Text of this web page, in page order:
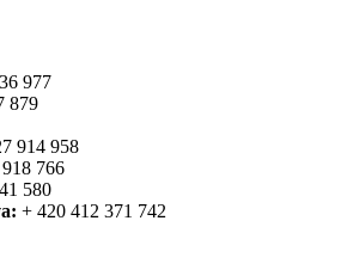
977
879
914 958
766
580
+ 420 412 371 742